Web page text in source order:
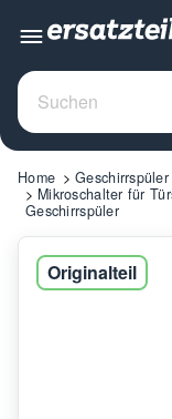
Home Geschirrspüler
Mikroschalter für
Geschirrspüler
Originalteil